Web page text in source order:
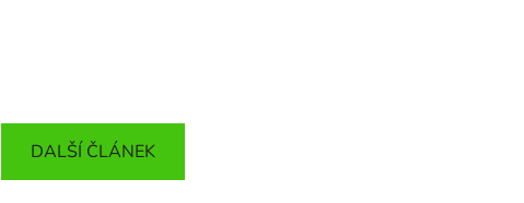
DALŠÍ ČLÁNEK